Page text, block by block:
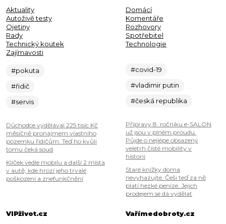
Aktuality
Autoživě testy
Ojetiny
Rady
Technický koutek
Zajímavosti
#pokuta
#řidič
#servis
Důchodce vydělával 225 tisíc Kč
měsíčně pronájmem vlastního
pozemku řidičům. Teď ho kvůli
tomu čeká soud
Klíček vedle mobilu a další 2 místa
v autě, kde hrozí jeho trvalé
poškození a znefunkčnění
Domácí
Komentáře
Rozhovory
Spotřebitel
Technologie
#covid-19
#vladimir putin
#česká republika
Přípravy 8. ročníku e-SALON
už jsou v plném proudu.
Půjde o nejlépe obsazený
veletrh čisté mobility v
historii
Staré knížky doma
nevyhazujte. Češi teď za ně
platí hezké peníze. Jejich
prodejem se dá vydělat
VIPživot.cz
Vařímedobroty.cz